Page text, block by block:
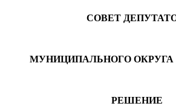
СОВЕТ
МУНИЦИПАЛЬНОГО
РЕШЕНИЕ